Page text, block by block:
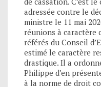
adressée contre le
ministre le 11 mai
réunions à caractère
référés du Conseil
estimé le caractère
drastique. Il a
Philippe d’en
à la norme de droit